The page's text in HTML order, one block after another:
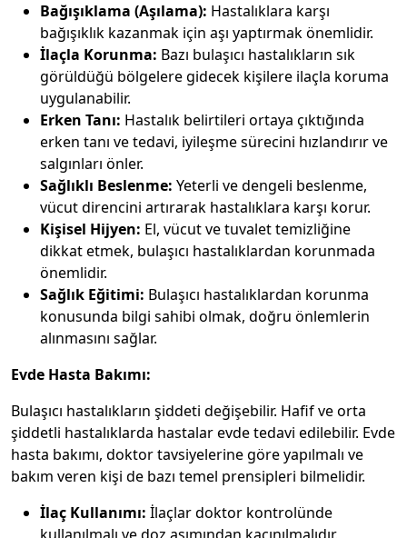
Bağışıklama (Aşılama): Hastalıklara karşı
bağışıklık kazanmak için aşı yaptırmak önemlidir.
İlaçla Korunma: Bazı bulaşıcı hastalıkların sık
görüldüğü bölgelere gidecek kişilere ilaçla koruma
uygulanabilir.
Erken Tanı: Hastalık belirtileri ortaya çıktığında
erken tanı ve tedavi, iyileşme sürecini hızlandırır ve
salgınları önler.
Sağlıklı Beslenme: Yeterli ve dengeli beslenme,
vücut direncini artırarak hastalıklara karşı korur.
Kişisel Hijyen: El, vücut ve tuvalet temizliğine
dikkat etmek, bulaşıcı hastalıklardan korunmada
önemlidir.
Sağlık Eğitimi: Bulaşıcı hastalıklardan korunma
konusunda bilgi sahibi olmak, doğru önlemlerin
alınmasını sağlar.
Evde Hasta Bakımı:
Bulaşıcı hastalıkların şiddeti değişebilir. Hafif ve orta
şiddetli hastalıklarda hastalar evde tedavi edilebilir. Evde
hasta bakımı, doktor tavsiyelerine göre yapılmalı ve
bakım veren kişi de bazı temel prensipleri bilmelidir.
İlaç Kullanımı: İlaçlar doktor kontrolünde